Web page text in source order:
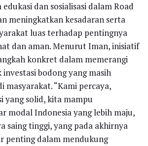
dan sosialisasi dalam Road
meningkatkan kesadaran serta
luas terhadap pentingnya
dan aman. Menurut Iman, inisiatif
konkret dalam memerangi
bodong yang masih
masyarakat. “Kami percaya,
yang solid, kita mampu
modal Indonesia yang lebih maju,
saing tinggi, yang pada akhirnya
penting dalam mendukung